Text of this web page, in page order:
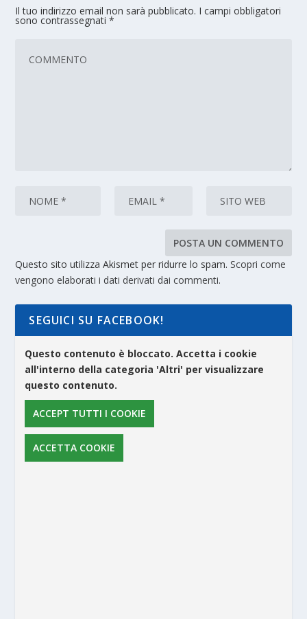
Il tuo indirizzo email non sarà pubblicato. I campi obbligatori
sono contrassegnati*
Questo sito utilizza Akismet per ridurre lo spam.Scopri come
vengono elaborati i dati derivati dai commenti.
SEGUICI SU FACEBOOK!
Questo contenuto è bloccato. Accetta i cookie
all'interno della categoria 'Altri' per visualizzare
questo contenuto.
ACCEPT TUTTI I COOKIE
ACCETTA COOKIE